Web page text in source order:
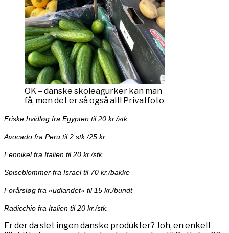
OK – danske skoleagurker kan man
få, men det er så også alt! Privatfoto
Friske hvidløg fra Egypten til 20 kr./stk.
Avocado fra Peru til 2 stk./25 kr.
Fennikel fra Italien til 20 kr./stk.
Spiseblommer fra Israel til 70 kr./bakke
Forårsløg fra «udlandet» til 15 kr./bundt
Radicchio fra Italien til 20 kr./stk.
Er der da slet ingen danske produkter? Joh, en enkelt